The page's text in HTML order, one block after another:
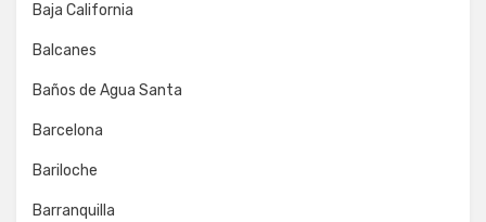
Baja California
Balcanes
Baños de Agua Santa
Barcelona
Bariloche
Barranquilla